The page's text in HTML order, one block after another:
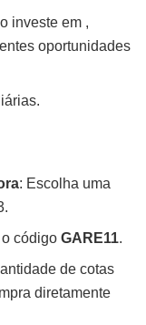
investe em ,
oportunidades
: Escolha uma
o códigoGARE11.
de cotas
diretamente